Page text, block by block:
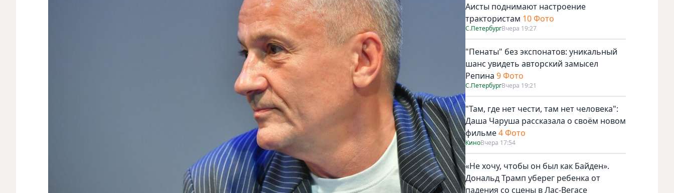
Аисты поднимают настроение
трактористам 10 Фото
С.ПетербургВчера 19:27
"Пенаты" без экспонатов: уникальный
шанс увидеть авторский замысел
Репина 9 Фото
С.ПетербургВчера 19:21
"Там, где нет чести, там нет человека":
Даша Чаруша рассказала о своём новом
фильме4 Фото
КиноВчера 17:54
«Не хочу, чтобы он был как Байден».
Дональд Трамп уберег ребенка от
падения со сцены в Лас-Вегасе